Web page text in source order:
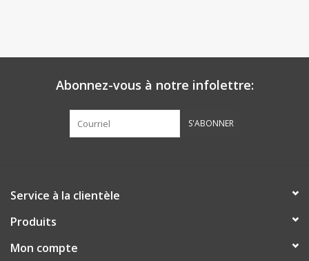
Abonnez-vous à notre infolettre:
S'ABONNER
Service à la clientèle
Produits
Mon compte